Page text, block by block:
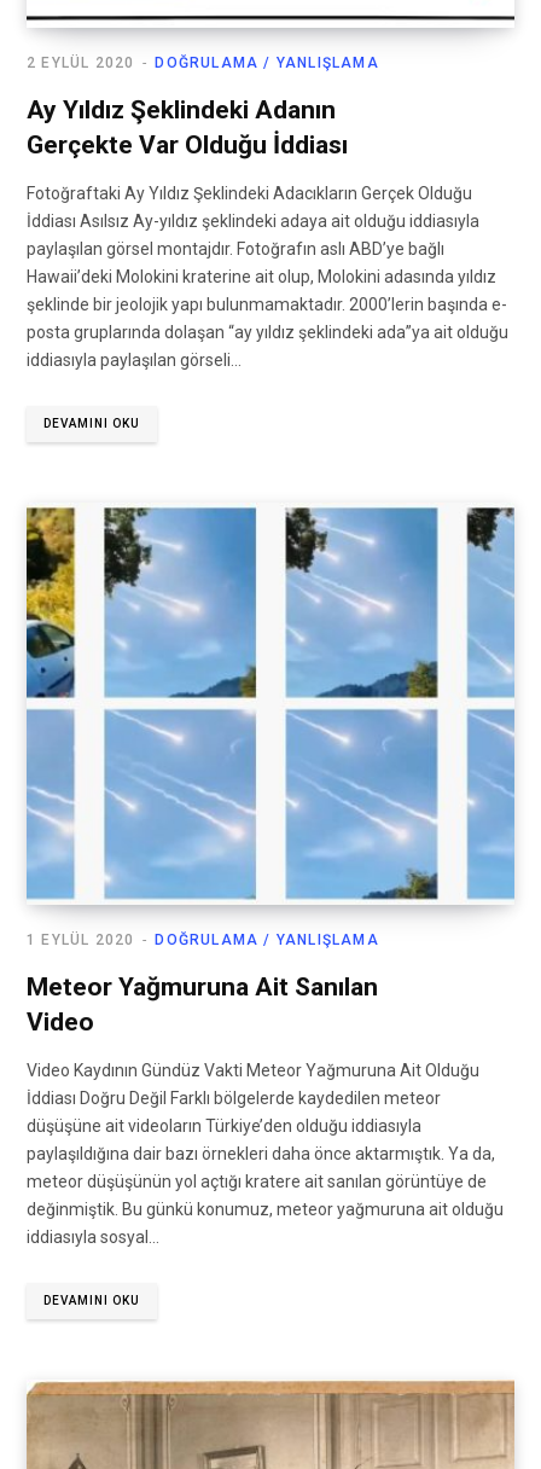
DOĞRULAMA / YANLIŞLAMA
2 EYLÜL 2020
Ay Yıldız Şeklindeki Adanın
Gerçekte Var Olduğu İddiası
Fotoğraftaki Ay Yıldız Şeklindeki Adacıkların Gerçek Olduğu
İddiası Asılsız Ay-yıldız şeklindeki adaya ait olduğu iddiasıyla
paylaşılan görsel montajdır. Fotoğrafın aslı ABD’ye bağlı
Hawaii’deki Molokini kraterine ait olup, Molokini adasında yıldız
şeklinde bir jeolojik yapı bulunmamaktadır. 2000’lerin başında e-
posta gruplarında dolaşan “ay yıldız şeklindeki ada”ya ait olduğu
iddiasıyla paylaşılan görseli…
DEVAMINI OKU
DOĞRULAMA / YANLIŞLAMA
1 EYLÜL 2020
Meteor Yağmuruna Ait Sanılan
Video
Video Kaydının Gündüz Vakti Meteor Yağmuruna Ait Olduğu
İddiası Doğru Değil Farklı bölgelerde kaydedilen meteor
düşüşüne ait videoların Türkiye’den olduğu iddiasıyla
paylaşıldığına dair bazı örnekleri daha önce aktarmıştık. Ya da,
meteor düşüşünün yol açtığı kratere ait sanılan görüntüye de
değinmiştik. Bu günkü konumuz, meteor yağmuruna ait olduğu
iddiasıyla sosyal…
DEVAMINI OKU